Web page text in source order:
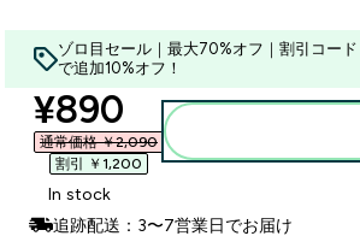
ゾロ目セール｜最大70%オフ｜割引コー
で追加10%オフ！
discounted price
¥890‎
通常価格 ￥2,090‎
割引 ￥1,200‎
In stock
追跡配送：3〜7営業日でお届け